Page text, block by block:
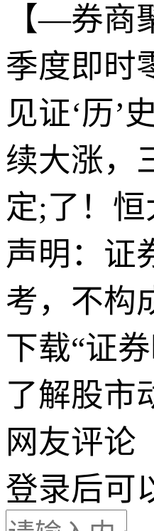
【—券商
季度即时
见证‘历’
续大涨，
定;了！
声明：证
考，不构
下载“证
了解股市
网友评论
登录后可